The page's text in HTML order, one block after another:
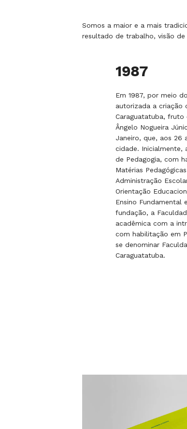
Somos a maior e a mais
resultado de trabalho, visão
1987
Em 1987, por meio
autorizada a criação
Caraguatatuba, fruto
Ângelo Nogueira
Janeiro, que, aos 26
cidade. Inicialmente,
de Pedagogia, com
Matérias
Administração
Orientação
Ensino Fundamental
fundação, a
acadêmica com a
com habilitação em
se denominar
Caraguatatuba.